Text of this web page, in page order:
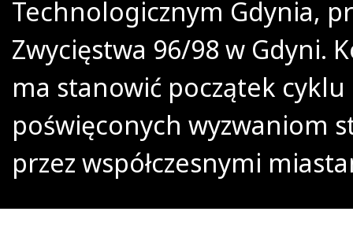
Technologicznym Gdynia,
Zwycięstwa 96/98 w Gdyni.
ma stanowić początek
poświęconych wyzwaniom
przez współczesnymi